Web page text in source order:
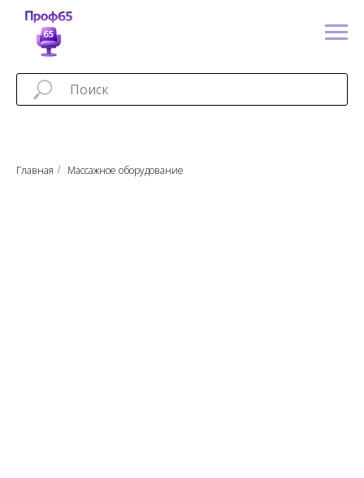
Главная / Массажное оборудование